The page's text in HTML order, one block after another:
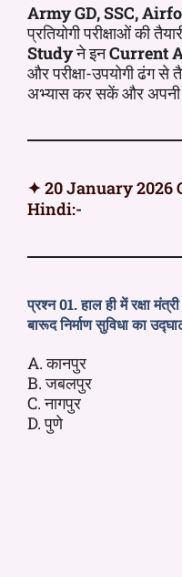
Army GD, SSC,
प्रतियोगी परीक्षाओं की
Studyने इनCurrent
और परीक्षा-उपयोगी ढंग से
अभ्यास कर सकें और अपनी
✦ 20 January 2026
Hindi:-
प्रश्न 01. हाल ही में रक्षा
बारूद निर्माण सुविधा का
A. कानपुर
B. जबलपुर
C. नागपुर
D. पुणे